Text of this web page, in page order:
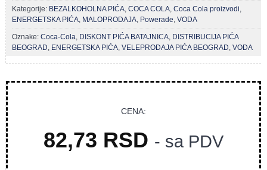
Kategorije: BEZALKOHOLNA PIĆA COCA COLA Coca Cola proizvodi
ENERGETSKA PIĆA
MALOPRODAJA Powerade VODA
Oznake: Coca-Cola DISKONT PIĆA BATAJNICA
DISTRIBUCIJA PIĆA
BEOGRAD
ENERGETSKA PIĆA VELEPRODAJA PIĆA BEOGRAD VODA
CENA:
82,73 RSD - sa PDV